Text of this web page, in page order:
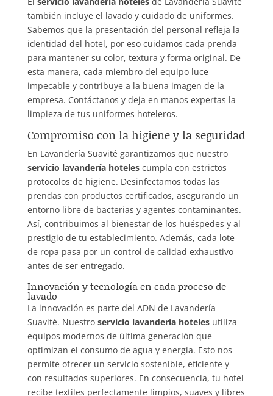
también incluye el lavado y cuidado de uniformes.
Sabemos que la presentación del personal refleja la
identidad del hotel, por eso cuidamos cada prenda
para mantener su color, textura y forma original. De
esta manera, cada miembro del equipo luce
impecable y contribuye a la buena imagen de la
empresa. Contáctanos y deja en manos expertas la
limpieza de tus uniformes hoteleros.
Compromiso con la higiene y la seguridad
En Lavandería Suavité garantizamos que nuestro
servicio lavandería hotelescumpla con estrictos
protocolos de higiene. Desinfectamos todas las
prendas con productos certificados, asegurando un
entorno libre de bacterias y agentes contaminantes.
Así, contribuimos al bienestar de los huéspedes y al
prestigio de tu establecimiento. Además, cada lote
de ropa pasa por un control de calidad exhaustivo
antes de ser entregado.
Innovación y tecnología en cada proceso de
lavado
La innovación es parte del ADN de Lavandería
Suavité. Nuestro servicio lavandería hotelesutiliza
equipos modernos de última generación que
optimizan el consumo de agua y energía. Esto nos
permite ofrecer un servicio sostenible, eficiente y
con resultados superiores. En consecuencia, tu hotel
recibe textiles perfectamente limpios, suaves y libres